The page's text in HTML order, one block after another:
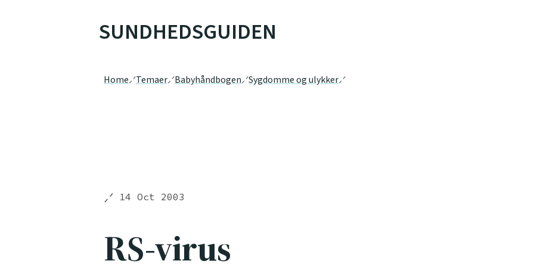
SUNDHEDSGUIDEN
Home Temaer Babyhåndbogen Sygdomme og ulykker
14 Oct 2003
RS-virus